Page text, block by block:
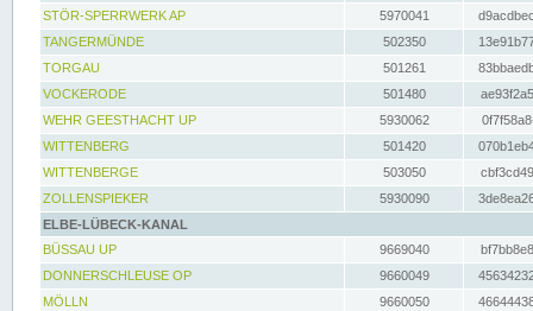
STÖR-SPERRWERK AP 5970041
TANGERMÜNDE
502350
TORGAU
501261
VOCKERODE
501480
WEHR GEESTHACHT UP
5930062
WITTENBERG
501420
WITTENBERGE
503050
ZOLLENSPIEKER
5930090
ELBE-LÜBECK-KANAL
BÜSSAU UP
9669040
DONNERSCHLEUSE OP
9660049
MÖLLN
9660050